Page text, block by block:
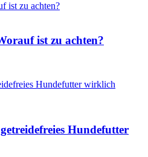
ist zu achten?
Hundefutter